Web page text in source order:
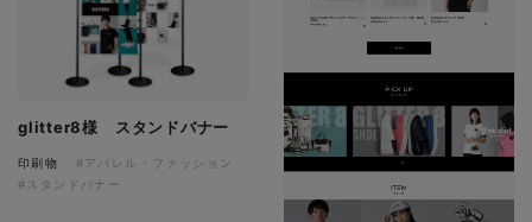
glitter8様 スタンドバナー
印刷物
#アパレル・ファッション
#スタンドバナー